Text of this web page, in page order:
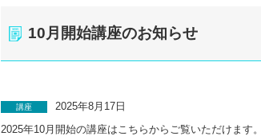
10月開始講座のお知らせ
講座
2025年8月17日
2025年10月開始の講座はこちらからご覧いただけます。